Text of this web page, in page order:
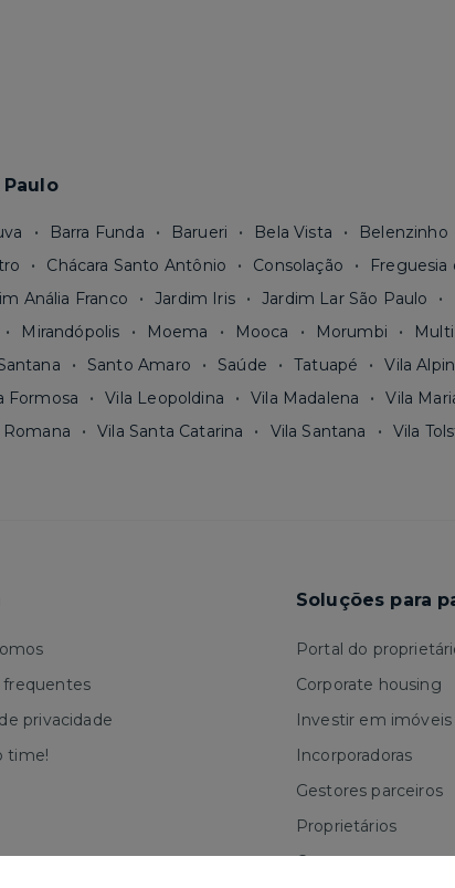
Barra Funda Barueri Bela Vista Belenzinho
Chácara Santo Antônio Consolação Freguesia
Anália Franco Jardim Iris Jardim Lar São Paulo
Mirandópolis Moema Mooca Morumbi
Santo Amaro Saúde Tatuapé Vila
Formosa Vila Leopoldina Vila Madalena Vila
Romana Vila Santa Catarina Vila Santana Vila
frequentes
privacidade
time!
Soluções para
Portal do
Corporate housing
Investir em imóveis
Incorporadoras
Gestores parceiros
Proprietários
Corretores